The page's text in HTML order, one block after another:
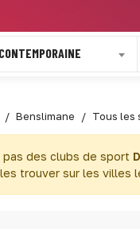
Benslimane Tous les
pas des clubs de sport
trouver sur les villes